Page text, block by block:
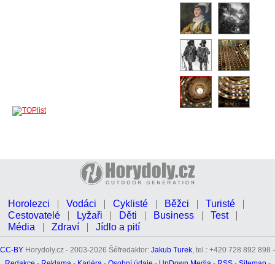
Horolezci Vodáci Cyklisté Běžci
Turisté
Cestovatelé
Lyžaři Děti Business
Test
Média
Zdraví Jídlo a pití
CC-BY Horydoly.cz - 2003-2026 Šéfredaktor: Jakub Turek, tel.: +420 728 892 898 -